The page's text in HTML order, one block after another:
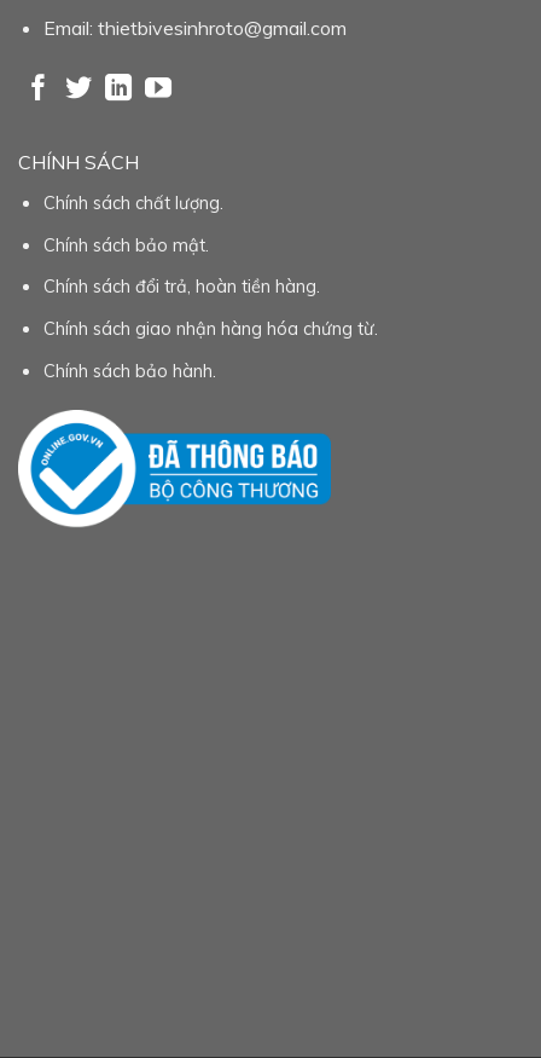
Email: thietbivesinhroto@gmail.com
CHÍNH SÁCH
Chính sách chất lượng.
Chính sách bảo mật.
Chính sách đổi trả, hoàn tiền hàng.
Chính sách giao nhận hàng hóa chứng từ.
Chính sách bảo hành.